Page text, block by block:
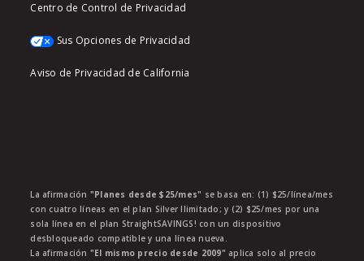
Centro de Control de Privacidad
Sus Opciones de Privacidad
Aviso de Privacidad de California
La afirmación "Planes desde $25/mes" se basa en: (1) $25/línea/mes
con cuatro líneas en el plan Silver Ilimitado; y (2) $25/mes por una
sola línea en el plan StraightSAVINGS! con un dispositivo
desbloqueado compatible y una línea nueva.
La afirmación "El mismo precio desde 2009" aplica solo al precio